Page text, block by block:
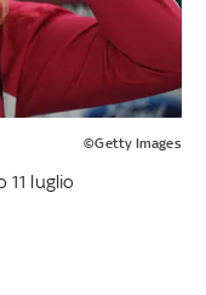
©Getty Images
11 luglio